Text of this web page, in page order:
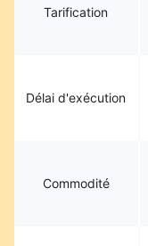
Tarification
Délai d'exécution
Commodité